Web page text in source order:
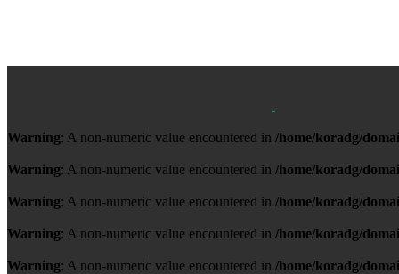
Warning: A non-numeric value encountered in /home/koradg/
Warning: A non-numeric value encountered in /home/koradg/
Warning: A non-numeric value encountered in /home/koradg/
Warning: A non-numeric value encountered in /home/koradg/
Warning: A non-numeric value encountered in /home/koradg/